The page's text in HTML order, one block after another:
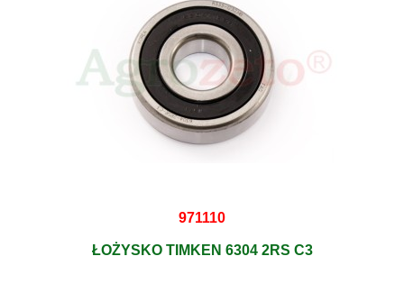
971110
ŁOŻYSKO TIMKEN 6304 2RS C3